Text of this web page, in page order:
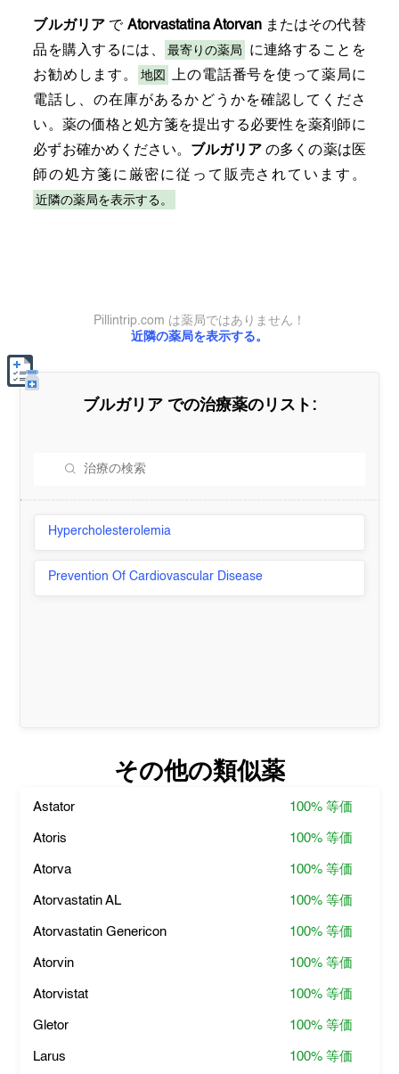
ブルガリア で Atorvastatina Atorvanまたはその代替
品を購入するには、
最寄りの薬局
に連絡することを
お勧めします。
地図 上の電話番号を使って薬局に
電話し、の在庫があるかどうかを確認してくださ
い。薬の価格と処方箋を提出する必要性を薬剤師に
必ずお確かめください。 ブルガリア の多くの薬は医
師の処方箋に厳密に従って販売されています。
近隣の薬局を表示する。
近隣の薬局を表示する。
Pillintrip.com は薬局ではありません！
ブルガリア での治療薬のリスト:
Hypercholesterolemia
Prevention Of Cardiovascular Disease
その他の類似薬
Astator 100% 等価
Atoris 100% 等価
Atorva 100% 等価
Atorvastatin AL 100% 等価
Atorvastatin Genericon 100% 等価
Atorvin 100% 等価
Atorvistat 100% 等価
Gletor 100% 等価
Larus 100% 等価